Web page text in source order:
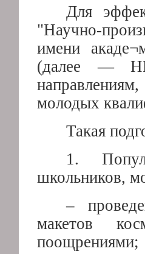
Для
"Научно-
имени
(далее —
молодых
Такая
1.
школьников,
–
макетов
поощрениями;